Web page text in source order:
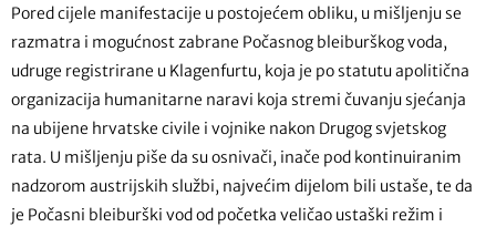
Pored cijele manifestacije u postojećem obliku, u mišljenju se
razmatra i mogućnost zabrane Počasnog bleiburškog voda,
udruge registrirane u Klagenfurtu, koja je po statutu apolitična
organizacija humanitarne naravi koja stremi čuvanju sjećanja
na ubijene hrvatske civile i vojnike nakon Drugog svjetskog
rata. U mišljenju piše da su osnivači, inače pod kontinuiranim
nadzorom austrijskih službi, najvećim dijelom bili ustaše, te da
je Počasni bleiburški vod od početka veličao ustaški režim i